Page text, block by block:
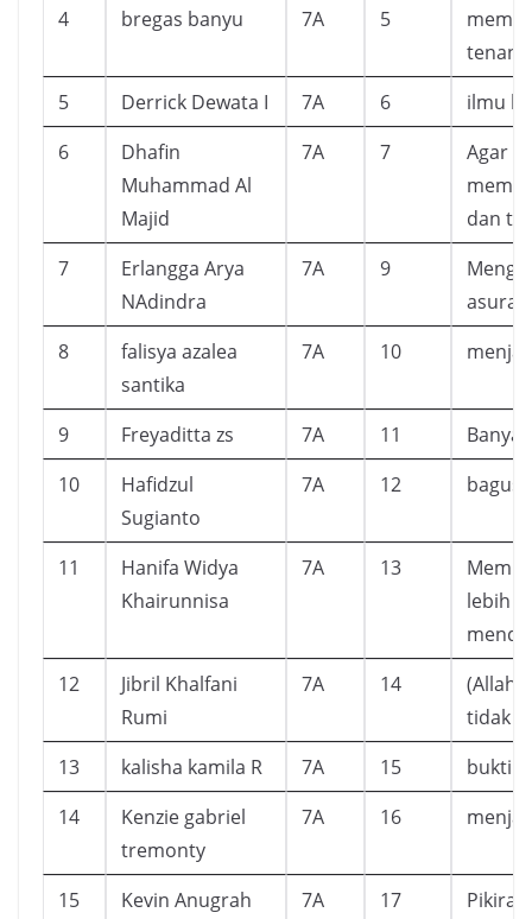
4 bregas banyu 7A 5
tenang
5
Derrick Dewata I 7A 6
ilmu
6
Dhafin
Muhammad Al
Majid
7A 7
Agar
dan
7
Erlangga Arya
NAdindra
7A 9
asurat
8
falisya azalea
santika
7A 10
9 Freyaditta zs 7A 11
Banyak
10
Hafidzul
Sugianto
7A 12 bagus
11
Hanifa Widya
Khairunnisa
7A 13
lebih
12
Jibril Khalfani
Rumi
7A 14
(Allah)
tidak
13
kalisha kamila R 7A 15
bukti
14
Kenzie gabriel
tremonty
7A 16
15
Kevin Anugrah
7A 17